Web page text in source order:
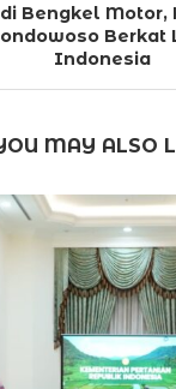
Bengkel Motor,
Berkat
Indonesia
MAY ALSO